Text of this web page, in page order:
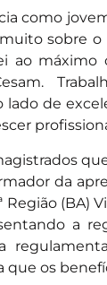
como
sobre o
ao
lado de
da
Região (BA)
a
que os